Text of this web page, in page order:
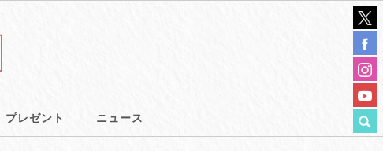
プレゼント ニュース